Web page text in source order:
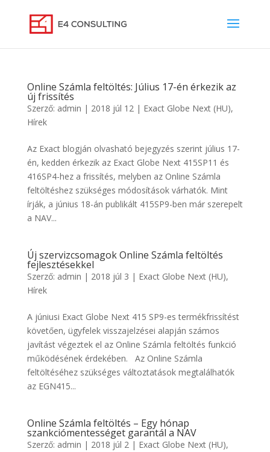
Online Számla feltöltés: Július 17-én érkezik az
új frissítés
Szerző: admin | 2018 júl 12| Exact Globe Next (HU),
Hírek
Az Exact blogján olvasható bejegyzés szerint július 17-
én, kedden érkezik az Exact Globe Next 415SP11 és
416SP4-hez a frissítés, melyben az Online Számla
feltöltéshez szükséges módosítások várhatók. Mint
írják, a június 18-án publikált 415SP9-ben már szerepelt
a NAV...
Új szervizcsomagok Online Számla feltöltés
fejlesztésekkel
Szerző: admin | 2018 júl 3 | Exact Globe Next (HU),
Hírek
A júniusi Exact Globe Next 415 SP9-es termékfrissítést
követően, ügyfelek visszajelzései alapján számos
javítást végeztek el az Online Számla feltöltés funkció
működésének érdekében. Az Online Számla
feltöltéséhez szükséges változtatások megtalálhatók
az EGN415...
Online Számla feltöltés – Egy hónap
szankciómentességet garantál a NAV
Szerző: admin | 2018 júl 2| Exact Globe Next (HU),